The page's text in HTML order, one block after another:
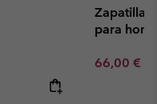
Zapatillas
para
Minimum
66,00 €